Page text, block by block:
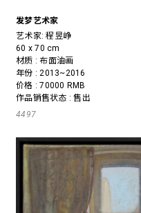
发梦艺术家
艺术家:程昱峥
60 x 70 cm
材质 : 布面油画
年份 : 2013~2016
价格 : 70000 RMB
作品销售状态 : 售出
4497